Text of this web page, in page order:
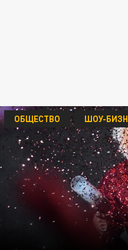
ОБЩЕСТВО ШОУ-